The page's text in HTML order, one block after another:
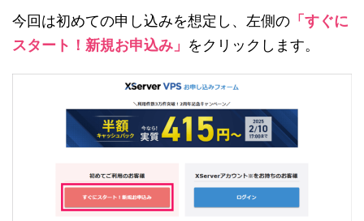
今回は初めての申し込みを想定し、左側の 「すぐに
スタート！新規お申込み」 をクリックします。